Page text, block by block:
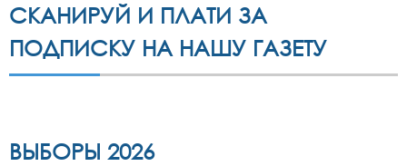
СКАНИРУЙ И ПЛАТИ ЗА
ПОДПИСКУ НА НАШУ ГАЗЕТУ
ВЫБОРЫ 2026